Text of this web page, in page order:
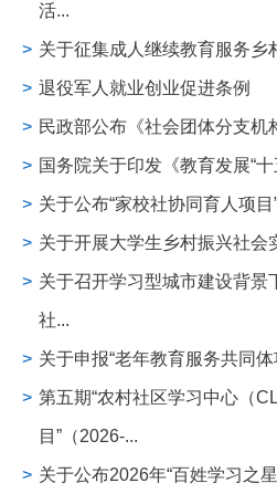
活...
> 关于征集成人继续教育服务乡
> 退役军人就业创业促进条例
> 民政部公布《社会团体分支机
> 国务院关于印发《教育发展“
> 关于公布“家校社协同育人项
> 关于开展大学生乡村振兴社会
> 关于召开学习型城市建设背景
社...
> 关于申报“老年教育服务共同体
> 第五期“农村社区学习中心（
目”（2026-...
> 关于公布2026年“百姓学习之